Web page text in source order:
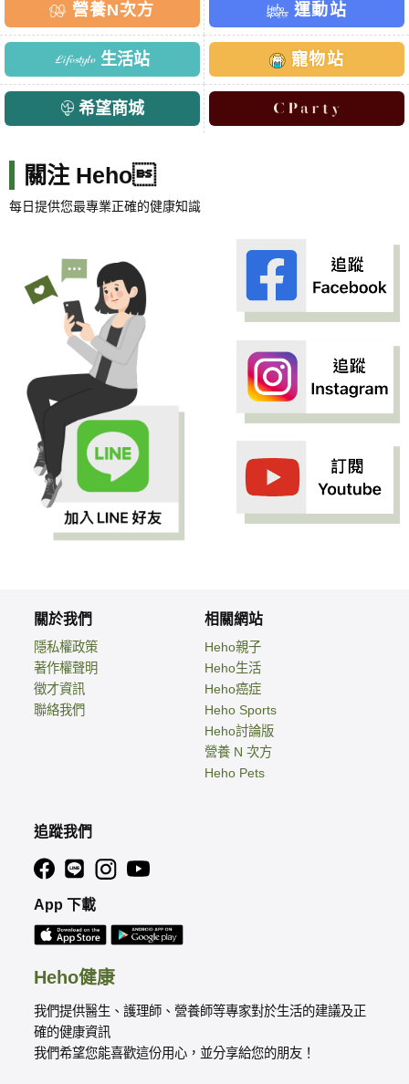
營養N次方 運動站
生活站 寵物站
希望商城
關注 Heho
每日提供您最專業正確的健康知識
Heho健康
我們提供醫生、護理師、營養師等專家對於生活的建議及正
確的健康資訊
我們希望您能喜歡這份用心，並分享給您的朋友！
關於我們
隱私權政策
著作權聲明
徵才資訊
聯絡我們
相關網站
Heho親子
Heho生活
Heho癌症
Heho Sports
Heho討論版
營養 N 次方
Heho Pets
追蹤我們
App 下載